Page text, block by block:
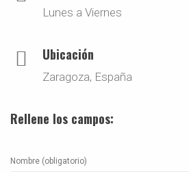
Lunes a Viernes
Ubicación
Zaragoza, España
Rellene los campos:
Nombre (obligatorio)